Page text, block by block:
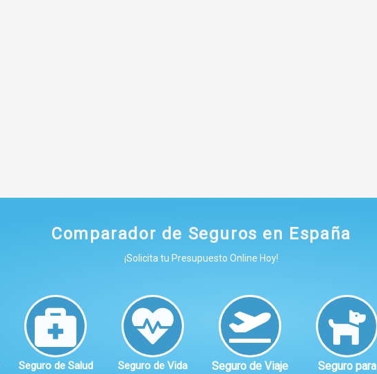
Comparador de Seguros en España
¡Solicita tu Presupuesto Online Hoy!
Seguro de Salud Seguro de Vida Seguro de Viaje
Seguro para